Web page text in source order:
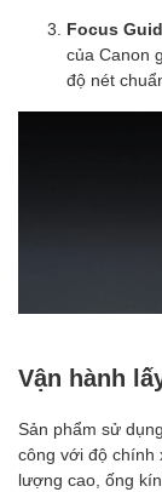
Focus
của Canon
độ nét
Vận hành
Sản phẩm sử
công với độ chính
lượng cao, ống